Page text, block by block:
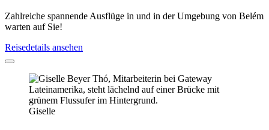
Zahlreiche spannende Ausflüge in und in der Umgebung von Belém
warten auf Sie!
Reisedetails ansehen
Giselle